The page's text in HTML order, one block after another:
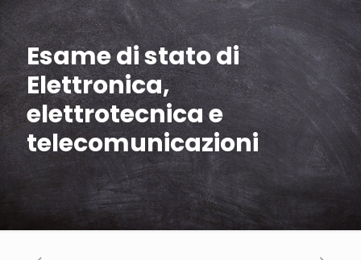
Esame di stato di
Elettronica,
elettrotecnica e
telecomunicazioni